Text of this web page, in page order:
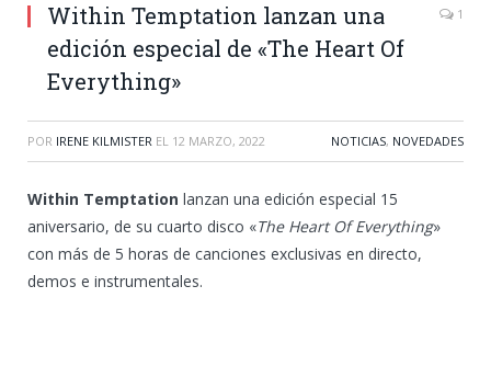
Within Temptation lanzan una
edición especial de «The Heart Of
Everything»
1
POR IRENE KILMISTER EL 12 MARZO, 2022 NOTICIAS, NOVEDADES
Within Temptation lanzan una edición especial 15
aniversario, de su cuarto disco «The Heart Of Everything»
con más de 5 horas de canciones exclusivas en directo,
demos e instrumentales.